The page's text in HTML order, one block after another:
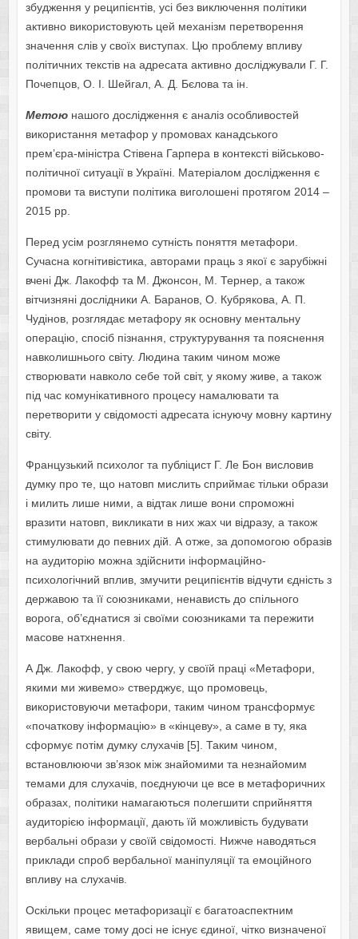
збудження у реципієнтів, усі без виключення політики
активно використовують цей механізм перетворення
значення слів у своїх виступах. Цю проблему впливу
політичних текстів на адресата активно досліджували Г. Г.
Почепцов, О. І. Шейгал, А. Д. Бєлова та ін.
Метоюнашого дослідження є аналіз особливостей
використання метафор у промовах канадського
прем’єра-міністра Стівена Гарпера в контексті військово-
політичної ситуації в Україні. Матеріалом дослідження є
промови та виступи політика виголошені протягом 2014 –
2015 рр.
Перед усім розглянемо сутність поняття метафори.
Сучасна когнітивістика, авторами праць з якої є зарубіжні
вчені Дж. Лакофф та М. Джонсон, М. Тернер, а також
вітчизняні дослідники А. Баранов, О. Кубрякова, А. П.
Чудінов, розглядає метафору як основну ментальну
операцію, спосіб пізнання, структурування та пояснення
навколишнього світу. Людина таким чином може
створювати навколо себе той світ, у якому живе, а також
під час комунікативного процесу намалювати та
перетворити у свідомості адресата існуючу мовну картину
світу.
Французький психолог та публіцист Г. Ле Бон висловив
думку про те, що натовп мислить сприймає тільки образи
і милить лише ними, а відтак лише вони спроможні
вразити натовп, викликати в них жах чи відразу, а також
стимулювати до певних дій. А отже, за допомогою образів
на аудиторію можна здійснити інформаційно-
психологічний вплив, змучити реципієнтів відчути єдність з
державою та її союзниками, ненависть до спільного
ворога, об’єднатися зі своїми союзниками та пережити
масове натхнення.
А Дж. Лакофф, у свою чергу, у своїй праці «Метафори,
якими ми живемо» стверджує, що промовець,
використовуючи метафори, таким чином трансформує
«початкову інформацію» в «кінцеву», а саме в ту, яка
сформує потім думку слухачів [5]. Таким чином,
встановлюючи зв’язок між знайомими та незнайомим
темами для слухачів, поєднуючи це все в метафоричних
образах, політики намагаються полегшити сприйняття
аудиторією інформації, дають їй можливість будувати
вербальні образи у своїй свідомості. Нижче наводяться
приклади спроб вербальної маніпуляції та емоційного
впливу на слухачів.
Оскільки процес метафоризації є багатоаспектним
явищем, саме тому досі не існує єдиної, чітко визначеної